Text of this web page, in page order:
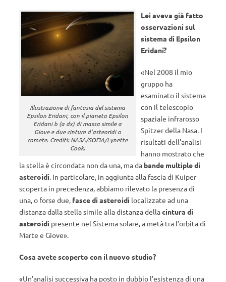
Illustrazione di fantasia del sistema
Epsilon Eridani, con il pianeta Epsilon
Eridani b (a dx) di massa simile a
Giove e due cinture d’asteoridi o
comete. Crediti: NASA/SOFIA/Lynette
Cook.
Lei aveva già fatto
osservazioni sul
sistema di Epsilon
Eridani?
«Nel 2008 il mio
gruppo ha
esaminato il sistema
con il telescopio
spaziale infrarosso
Spitzer della Nasa. I
risultati dell’analisi
hanno mostrato che
la stella è circondata non da una, ma da bande multiple di
asteroidi. In particolare, in aggiunta alla fascia di Kuiper
scoperta in precedenza, abbiamo rilevato la presenza di
una, o forse due, fasce di asteroidi localizzate ad una
distanza dalla stella simile alla distanza dellacintura di
asteroidi presente nel Sistema solare, a metà tra l’orbita di
Marte e Giove».
Cosa avete scoperto con il nuovo studio?
«Un’analisi successiva ha posto in dubbio l’esistenza di una